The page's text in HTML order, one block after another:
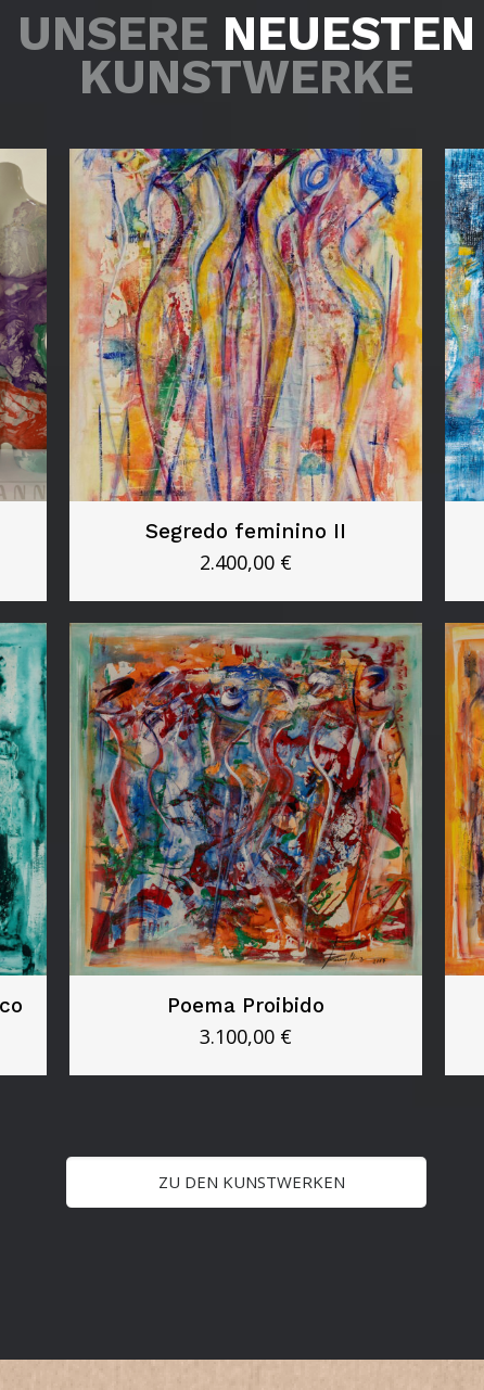
UNSERE NEUESTEN
KUNSTWERKE
Segredo feminino II
2.400,00 €
Poema Proibido
3.100,00 €
ZU DEN KUNSTWERKEN